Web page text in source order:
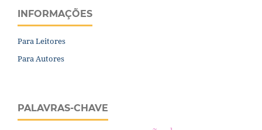
INFORMAÇÕES
Para Leitores
Para Autores
PALAVRAS-CHAVE